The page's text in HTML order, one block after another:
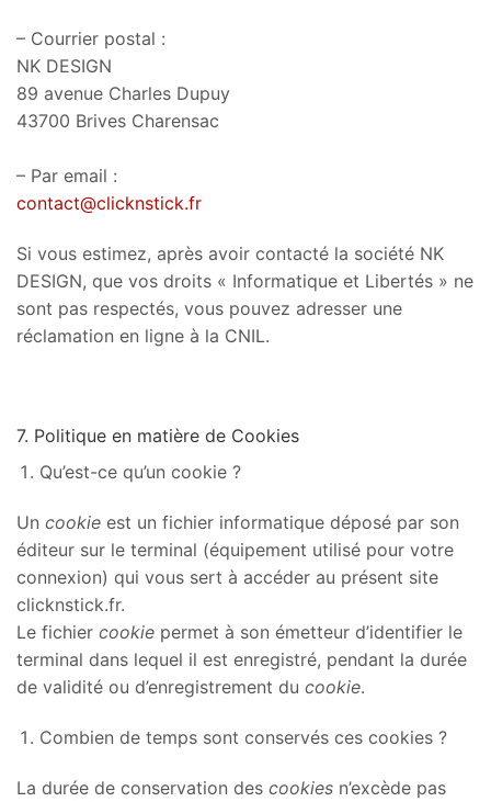
– Courrier postal :
NK DESIGN
89 avenue Charles Dupuy
43700 Brives Charensac
– Par email :
contact@clicknstick.fr
Si vous estimez, après avoir contacté la société NK
DESIGN, que vos droits « Informatique et Libertés » ne
sont pas respectés, vous pouvez adresser une
réclamation en ligne à la CNIL.
7. Politique en matière de Cookies
Qu’est-ce qu’un cookie ?
Un cookie est un fichier informatique déposé par son
éditeur sur le terminal (équipement utilisé pour votre
connexion) qui vous sert à accéder au présent site
clicknstick.fr.
Le fichier cookie permet à son émetteur d’identifier le
terminal dans lequel il est enregistré, pendant la durée
de validité ou d’enregistrement du cookie.
Combien de temps sont conservés ces cookies ?
La durée de conservation des cookies n’excède pas